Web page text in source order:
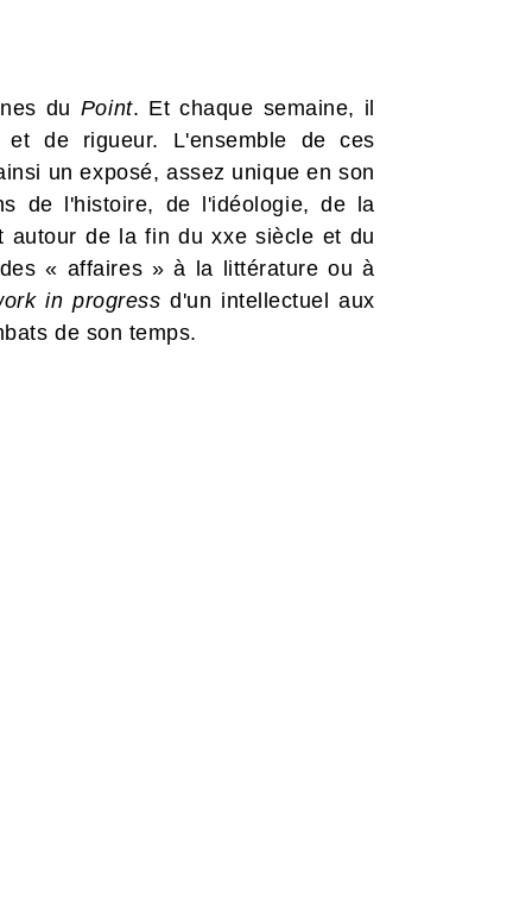
du Point. Et chaque semaine, il
de rigueur. L'ensemble de ces
un exposé, assez unique en son
de l'histoire, de l'idéologie, de la
autour de la fin du xxe siècle et du
« affaires » à la littérature ou à
in progress d'un intellectuel aux
de son temps.